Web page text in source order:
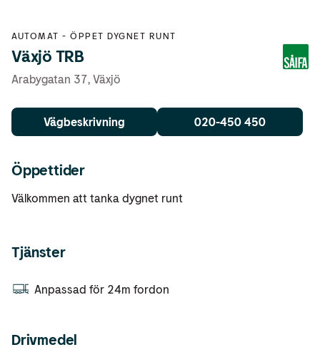
AUTOMAT -ÖPPET DYGNET RUNT
Växjö TRB
Arabygatan 37, Växjö
Vägbeskrivning 020-450 450
Öppettider
Välkommen att tanka dygnet runt
Tjänster
Anpassad för 24m fordon
Drivmedel